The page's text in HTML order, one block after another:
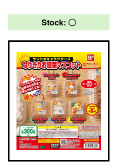
Stock: 〇